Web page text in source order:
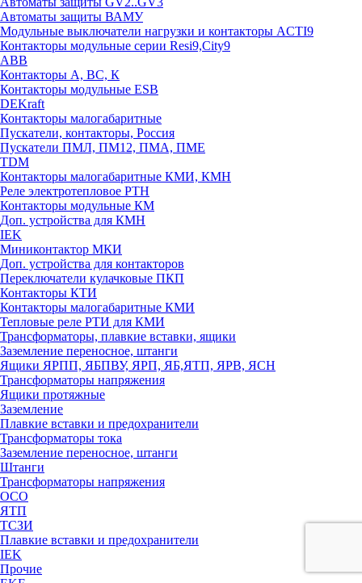
Автоматы защиты ВАМУ
Модульные выключатели нагрузки и контакторы ACTI9
Контакторы модульные серии Resi9,City9
ABB
Контакторы А, ВС, К
Контакторы модульные ESB
DEKraft
Контакторы малогабаритные
Пускатели, контакторы, Россия
Пускатели ПМЛ, ПМ12, ПМА, ПМЕ
TDM
Контакторы малогабаритные КМИ, КМН
Реле электротепловое РТН
Контакторы модульные КМ
Доп. устройства для КМН
IEK
Миниконтактор МКИ
Доп. устройства для контакторов
Переключатели кулачковые ПКП
Контакторы КТИ
Контакторы малогабаритные КМИ
Тепловые реле РTИ для КМИ
Трансформаторы, плавкие вставки, ящики
Заземление переносное, штанги
Ящики ЯРПП, ЯБПВУ, ЯРП, ЯБ,ЯТП, ЯРВ, ЯСН
Трансформаторы напряжения
Ящики протяжные
Заземление
Плавкие вставки и предохранители
Трансформаторы тока
Заземление переносное, штанги
Штанги
Трансформаторы напряжения
ОСО
ЯТП
ТСЗИ
Плавкие вставки и предохранители
IEK
Прочие